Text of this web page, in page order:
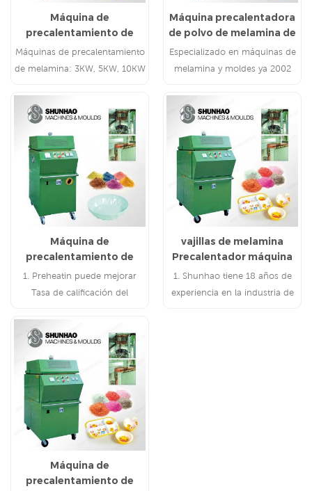
Máquina de
precalentamiento de
melamina de 15 KW
Máquinas de precalentamiento
de melamina: 3KW, 5KW, 10KW
Máquina precalentadora
de polvo de melamina de
alta frecuencia
Especializado en máquinas de
melamina y moldes ya 2002
Máquina de
precalentamiento de
melamina de alta
frecuencia
1. Preheatin puede mejorar
Tasa de calificación del
precalentamiento puede
aumentar la eficiencia de la
producción.
vajillas de melamina
Precalentador máquina
1. Shunhao tiene 18 años de
experiencia en la industria de
Máquina de
precalentamiento de